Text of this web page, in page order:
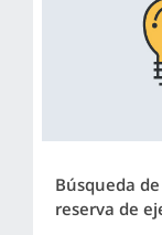
Búsqueda
reserva de